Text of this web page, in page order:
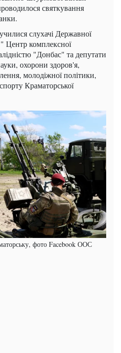
святкування
слухачі Державної
" Центр комплексної
"Донбас" та депутати
охорони здоров'я,
молодіжної політики,
Краматорської
фото Facebook ООС